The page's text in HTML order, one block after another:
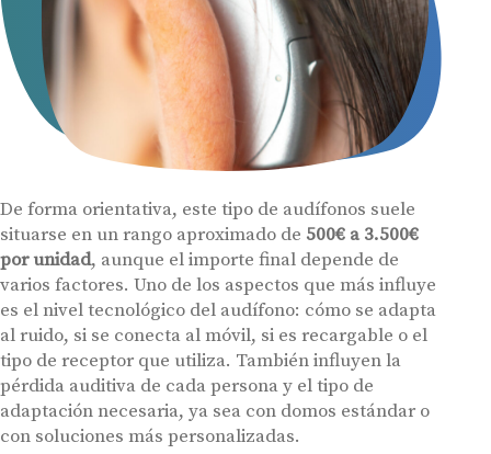
De forma orientativa, este tipo de audífonos suele
situarse en un rango aproximado de 500€ a 3.500€
por unidad, aunque el importe final depende de
varios factores. Uno de los aspectos que más influye
es el nivel tecnológico del audífono: cómo se adapta
al ruido, si se conecta al móvil, si es recargable o el
tipo de receptor que utiliza. También influyen la
pérdida auditiva de cada persona y el tipo de
adaptación necesaria, ya sea con domos estándar o
con soluciones más personalizadas.
Audífonos
Gafas auditivas
Centros Auditivos
Servicios
Ayudas y subvenciones
Contacto
Hasta un 60% de descuento en tus
audífonos
Nombre E-mail
Teléfono
Acepto recibir comunicaciones comerciales por parte de Miaudífono
y sus colaboradores según se detalla en nuestrasCondiciones de uso
Acepto la cesión de estos datos a empresas colaboradoras de
Miaudífono para poder ofrecer los servicios solicitados, según se
detalla en nuestras
Condiciones de uso.
Al hacer click en «Contáctanos» declaras haber leído y aceptado nuestra